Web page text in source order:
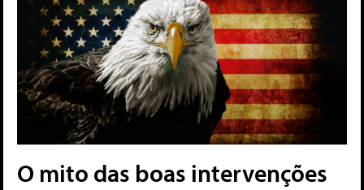
O mito das boas intervenções